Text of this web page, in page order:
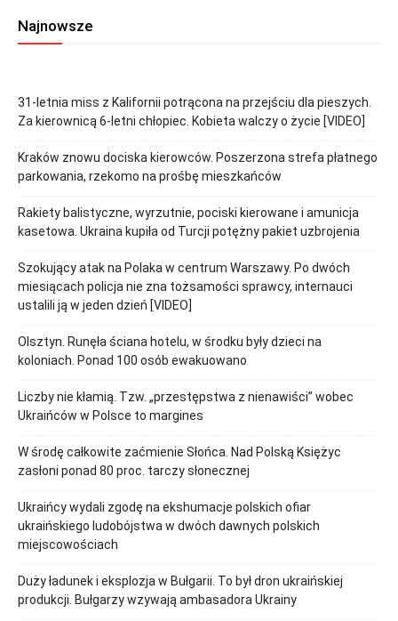
Najnowsze
31-letnia miss z Kalifornii potrącona na przejściu dla pieszych.
Za kierownicą 6-letni chłopiec. Kobieta walczy o życie [VIDEO]
Kraków znowu dociska kierowców. Poszerzona strefa płatnego
parkowania, rzekomo na prośbę mieszkańców
Rakiety balistyczne, wyrzutnie, pociski kierowane i amunicja
kasetowa. Ukraina kupiła od Turcji potężny pakiet uzbrojenia
Szokujący atak na Polaka w centrum Warszawy. Po dwóch
miesiącach policja nie zna tożsamości sprawcy, internauci
ustalili ją w jeden dzień [VIDEO]
Olsztyn. Runęła ściana hotelu, w środku były dzieci na
koloniach. Ponad 100 osób ewakuowano
Liczby nie kłamią. Tzw. „przestępstwa z nienawiści” wobec
Ukraińców w Polsce to margines
W środę całkowite zaćmienie Słońca. Nad Polską Księżyc
zasłoni ponad 80 proc. tarczy słonecznej
Ukraińcy wydali zgodę na ekshumacje polskich ofiar
ukraińskiego ludobójstwa w dwóch dawnych polskich
miejscowościach
Duży ładunek i eksplozja w Bułgarii. To był dron ukraińskiej
produkcji. Bułgarzy wzywają ambasadora Ukrainy